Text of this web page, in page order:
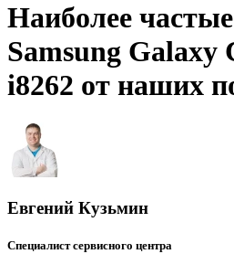
Наиболее
Samsung Galaxy
i8262 от наших
Евгений Кузьмин
Специалист сервисного центра